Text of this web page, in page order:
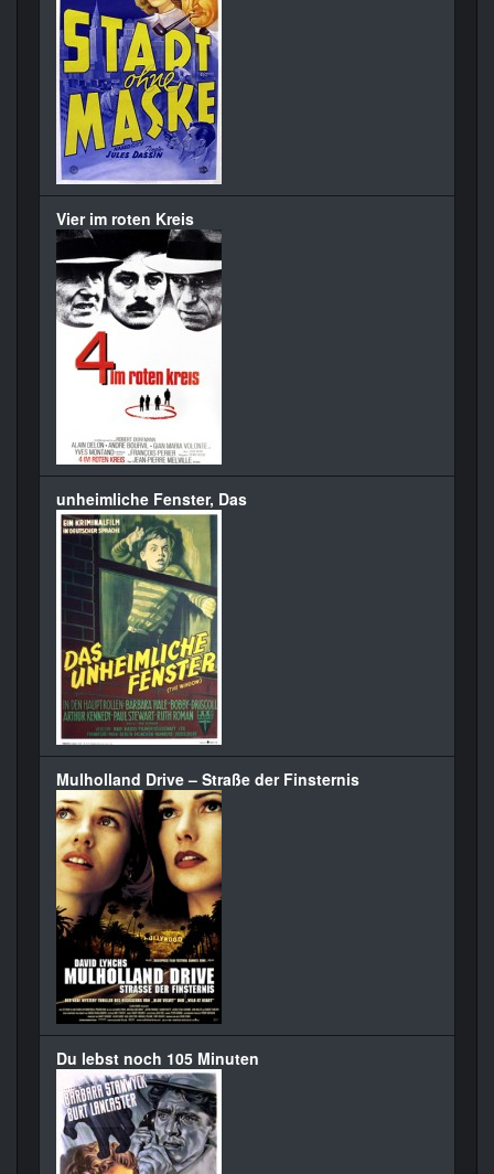
Vier im roten Kreis
unheimliche Fenster, Das
Mulholland Drive – Straße der Finsternis
Du lebst noch 105 Minuten